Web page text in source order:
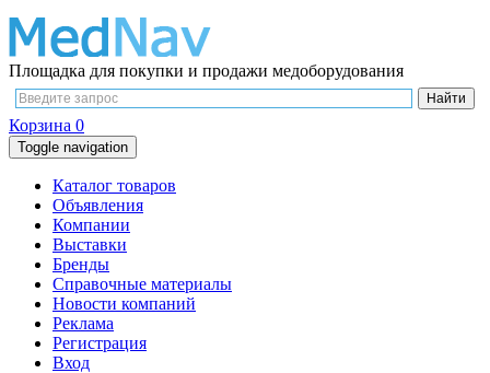
Площадка для покупки и продажи медоборудования
Корзина 0
Toggle navigation
Каталог товаров
Объявления
Компании
Выставки
Бренды
Справочные материалы
Новости компаний
Реклама
Регистрация
Вход